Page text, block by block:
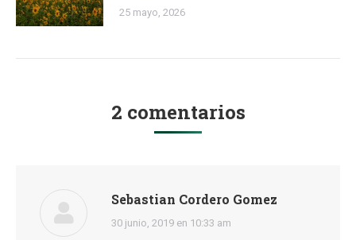
25 mayo, 2026
2 comentarios
Sebastian Cordero Gomez
dice:
30 junio, 2019 en 10:33 am